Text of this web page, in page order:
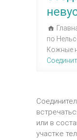
по
Кожные
или в
участке